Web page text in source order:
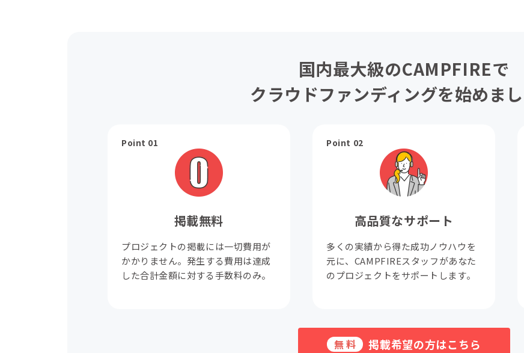
国内最大級のCAMPFIREで
クラウドファンディングを始めま
Point 01
掲載無料
プロジェクトの掲載には一切費用が
かかりません。発生する費用は達成
した合計金額に対する手数料のみ。
Point 02
高品質なサポート
多くの実績から得た成功ノウハウを
元に、CAMPFIREスタッフがあなた
のプロジェクトをサポートします。
無料 掲載希望の方はこちら